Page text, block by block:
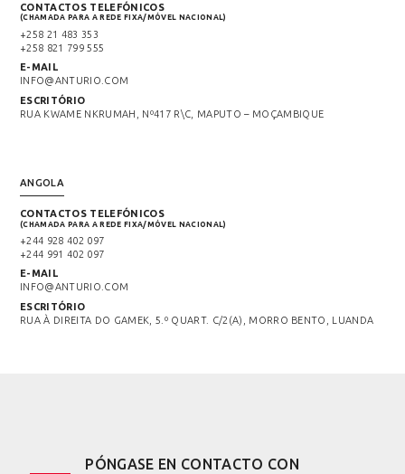
CONTACTOS TELEFÓNICOS
(CHAMADA PARA A REDE FIXA/MÓVEL NACIONAL)
+258 21 483 353
+258 821 799 555
E-MAIL
INFO@ANTURIO.COM
ESCRITÓRIO
RUA KWAME NKRUMAH, Nº417 R\C, MAPUTO – MOÇAMBIQUE
ANGOLA
CONTACTOS TELEFÓNICOS
(CHAMADA PARA A REDE FIXA/MÓVEL NACIONAL)
+244 928 402 097
+244 991 402 097
E-MAIL
INFO@ANTURIO.COM
ESCRITÓRIO
RUA À DIREITA DO GAMEK, 5.º QUART. C/2(A), MORRO BENTO, LUANDA
PÓNGASE EN CONTACTO CON